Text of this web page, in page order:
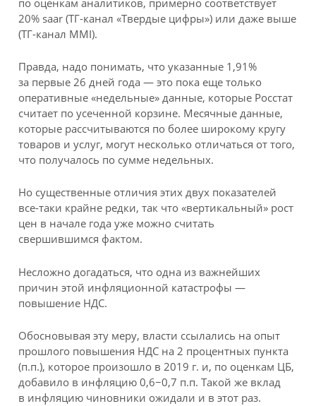
20% saar (ТГ-канал «Твердые цифры») или даже выше
(ТГ-канал MMI).
Правда, надо понимать, что указанные 1,91%
за первые 26 дней года — это пока еще только
оперативные «недельные» данные, которые Росстат
считает по усеченной корзине. Месячные данные,
которые рассчитываются по более широкому кругу
товаров и услуг, могут несколько отличаться от того,
что получалось по сумме недельных.
Но существенные отличия этих двух показателей
все-таки крайне редки, так что «вертикальный» рост
цен в начале года уже можно считать
свершившимся фактом.
Несложно догадаться, что одна из важнейших
причин этой инфляционной катастрофы —
повышение НДС.
Обосновывая эту меру, власти ссылались на опыт
прошлого повышения НДС на 2 процентных пункта
(п.п.), которое произошло в 2019 г. и, по оценкам ЦБ,
добавило в инфляцию 0,6−0,7 п.п. Такой же вклад
в инфляцию чиновники ожидали и в этот раз.